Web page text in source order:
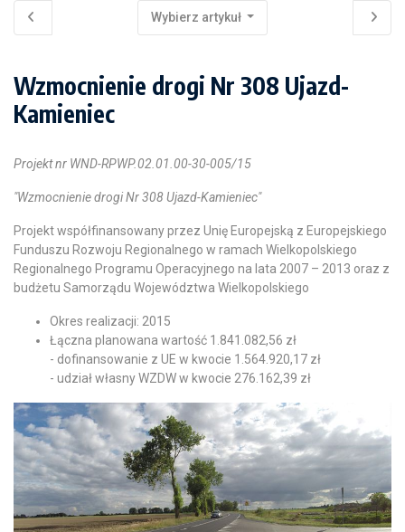
Wybierz artykuł
Wzmocnienie drogi Nr 308 Ujazd-
Kamieniec
Projekt nr WND-RPWP.02.01.00-30-005/15
"Wzmocnienie drogi Nr 308 Ujazd-Kamieniec"
Projekt współfinansowany przez Unię Europejską z Europejskiego
Funduszu Rozwoju Regionalnego w ramach Wielkopolskiego
Regionalnego Programu Operacyjnego na lata 2007 – 2013 oraz z
budżetu Samorządu Województwa Wielkopolskiego
Okres realizacji: 2015
Łączna planowana wartość 1.841.082,56 zł
- dofinansowanie z UE w kwocie 1.564.920,17 zł
- udział własny WZDW w kwocie 276.162,39 zł